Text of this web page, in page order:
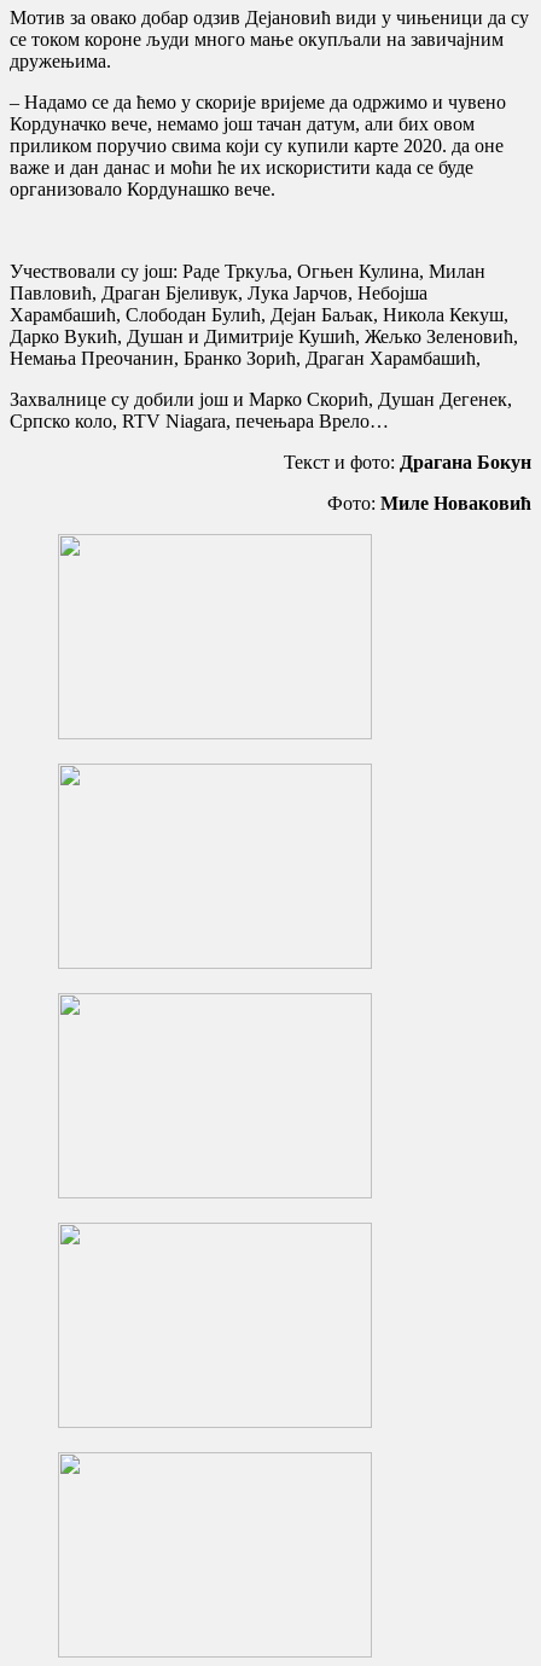
Мотив за овако добар одзив Дејановић види у чињеници да су
се током короне људи много мање окупљали на завичајним
дружењима.
– Надамо се да ћемо у скорије вријеме да одржимо и чувено
Кордуначко вече, немамо још тачан датум, али бих овом
приликом поручио свима који су купили карте 2020. да оне
важе и дан данас и моћи ће их искористити када се буде
организовало Кордунашко вече.
Учествовали су још: Раде Тркуља, Огњен Кулина, Милан
Павловић, Драган Бјеливук, Лука Јарчов, Небојша
Харамбашић, Слободан Булић, Дејан Баљак, Никола Кекуш,
Дарко Вукић, Душан и Димитрије Кушић, Жељко Зеленовић,
Немања Преочанин, Бранко Зорић, Драган Харамбашић,
Захвалнице су добили још и Марко Скорић, Душан Дегенек,
Српско коло, RTV Niagara, печењара Врело…
Текст и фото: Драгана Бокун
Фото: Миле Новаковић